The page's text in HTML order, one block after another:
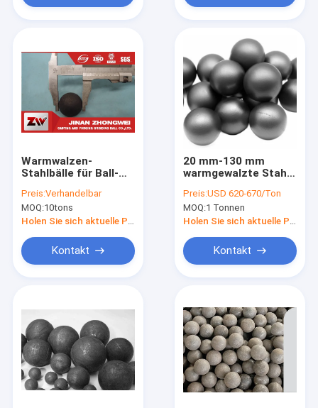
Warmwalzen-
Stahlbälle für Ball-
Preis:Verhandelbar
MOQ:10tons
Kontakt
20 mm-130 mm
warmgewalzte Stahl-
Stahlkugeln für
Minen-
Kugelmühlenzement
Preis:USD 620-670/Ton
MOQ:1 Tonnen
Kontakt